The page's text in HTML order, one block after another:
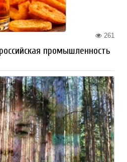
261
промышленность